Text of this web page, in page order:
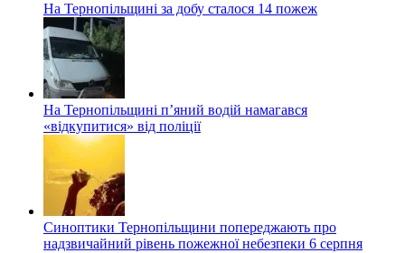
На Тернопільщині за добу сталося 14 пожеж
На Тернопільщині п’яний водій намагався
«відкупитися» від поліції
Синоптики Тернопільщини попереджають про
надзвичайний рівень пожежної небезпеки 6 серпня